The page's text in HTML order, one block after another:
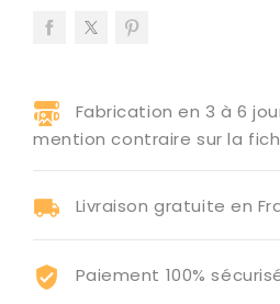
Fabrication en 3 à 6
mention contraire sur la
Livraison gratuite en
Paiement 100%